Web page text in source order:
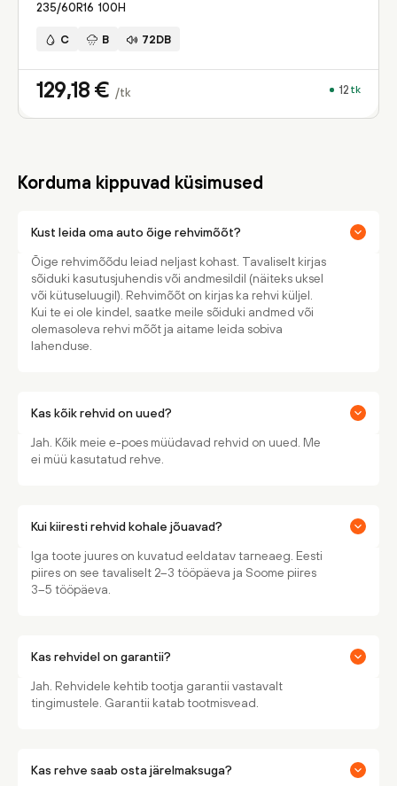
235/60R16 100 H
C B 72DB
129,18 € /tk 12 tk
Korduma kippuvad küsimused
Kust leida oma auto õige rehvimõõt?
Õige rehvimõõdu leiad neljast kohast. Tavaliselt kirjas
sõiduki kasutusjuhendis või andmesildil (näiteks uksel
või kütuseluugil). Rehvimõõt on kirjas ka rehvi küljel.
Kui te ei ole kindel, saatke meile sõiduki andmed või
olemasoleva rehvi mõõt ja aitame leida sobiva
lahenduse.
Kas kõik rehvid on uued?
Jah. Kõik meie e-poes müüdavad rehvid on uued. Me
ei müü kasutatud rehve.
Kui kiiresti rehvid kohale jõuavad?
Iga toote juures on kuvatud eeldatav tarneaeg. Eesti
piires on see tavaliselt 2–3 tööpäeva ja Soome piires
3–5 tööpäeva.
Kas rehvidel on garantii?
Jah. Rehvidele kehtib tootja garantii vastavalt
tingimustele. Garantii katab tootmisvead.
Kas rehve saab osta järelmaksuga?